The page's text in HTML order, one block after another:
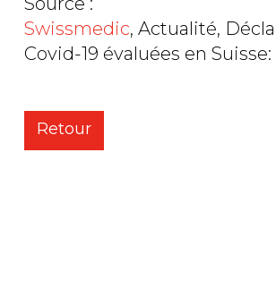
Swissmedic, Actualité,
Covid-19 évaluées en
Retour